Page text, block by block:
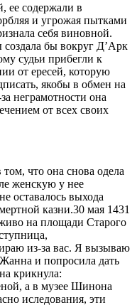
ее содержали в
и угрожая пытками
себя виновной.
создала бы вокруг Д’Арк
судьи прибегли к
от ересей, которую
якобы в обмен на
неграмотности она
от всех своих
что она снова одела
женскую у нее
оставалось выхода
казни.30 мая 1431
на площади Старого
из-за вас. Я вызываю
и попросила дать
крикнула:
а в музее Шинона
иследования, эти